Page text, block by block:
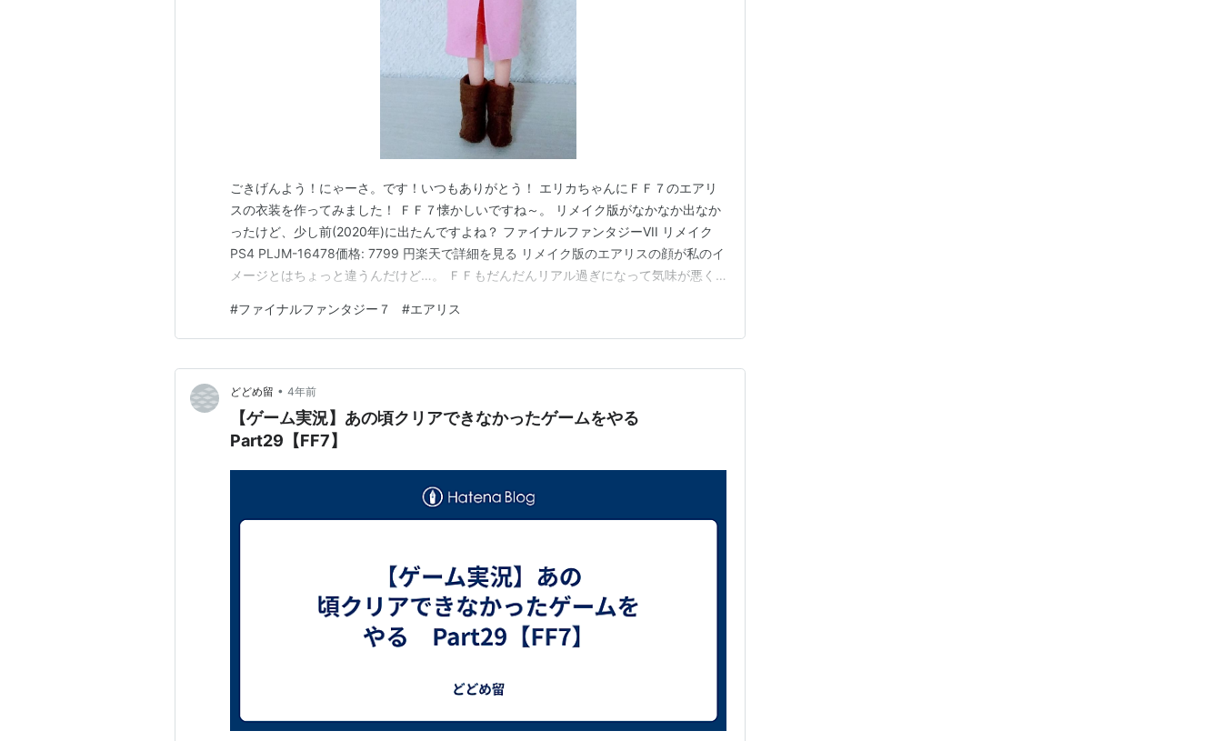
ごきげんよう！にゃーさ。です！いつもありがとう！ エリカちゃんにＦＦ７のエアリ
スの衣装を作ってみました！ ＦＦ７懐かしいですね～。 リメイク版がなかなか出なか
ったけど、少し前(2020年)に出たんですよね？ ファイナルファンタジーVII リメイク
PS4 PLJM-16478価格: 7799 円楽天で詳細を見る リメイク版のエアリスの顔が私のイ
メージとはちょっと違うんだけど…。 ＦＦもだんだんリアル過ぎになって気味が悪く
10までしかやってないし…。 スーパーファミコンの頃が一番楽しかったな～。 でもＦ
Ｆ７は衝撃で…
#ファイナルファンタジー７ #エアリス
どどめ留 • 4年前
【ゲーム実況】あの頃クリアできなかったゲームをやる
Part29【FF7】